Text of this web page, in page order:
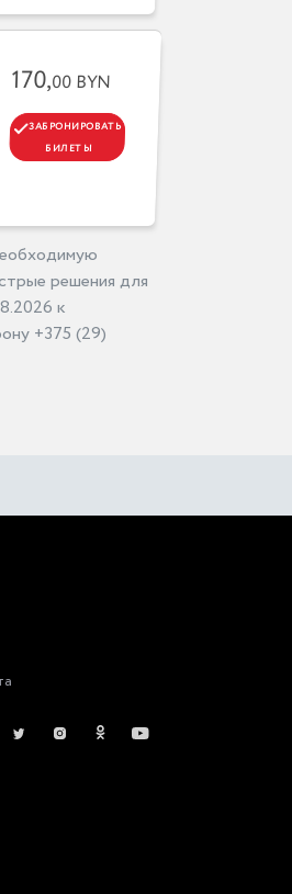
170,00 BYN
ЗАБРОНИРОВАТЬ
БИЛЕТЫ
решения для
к
+375 (29)